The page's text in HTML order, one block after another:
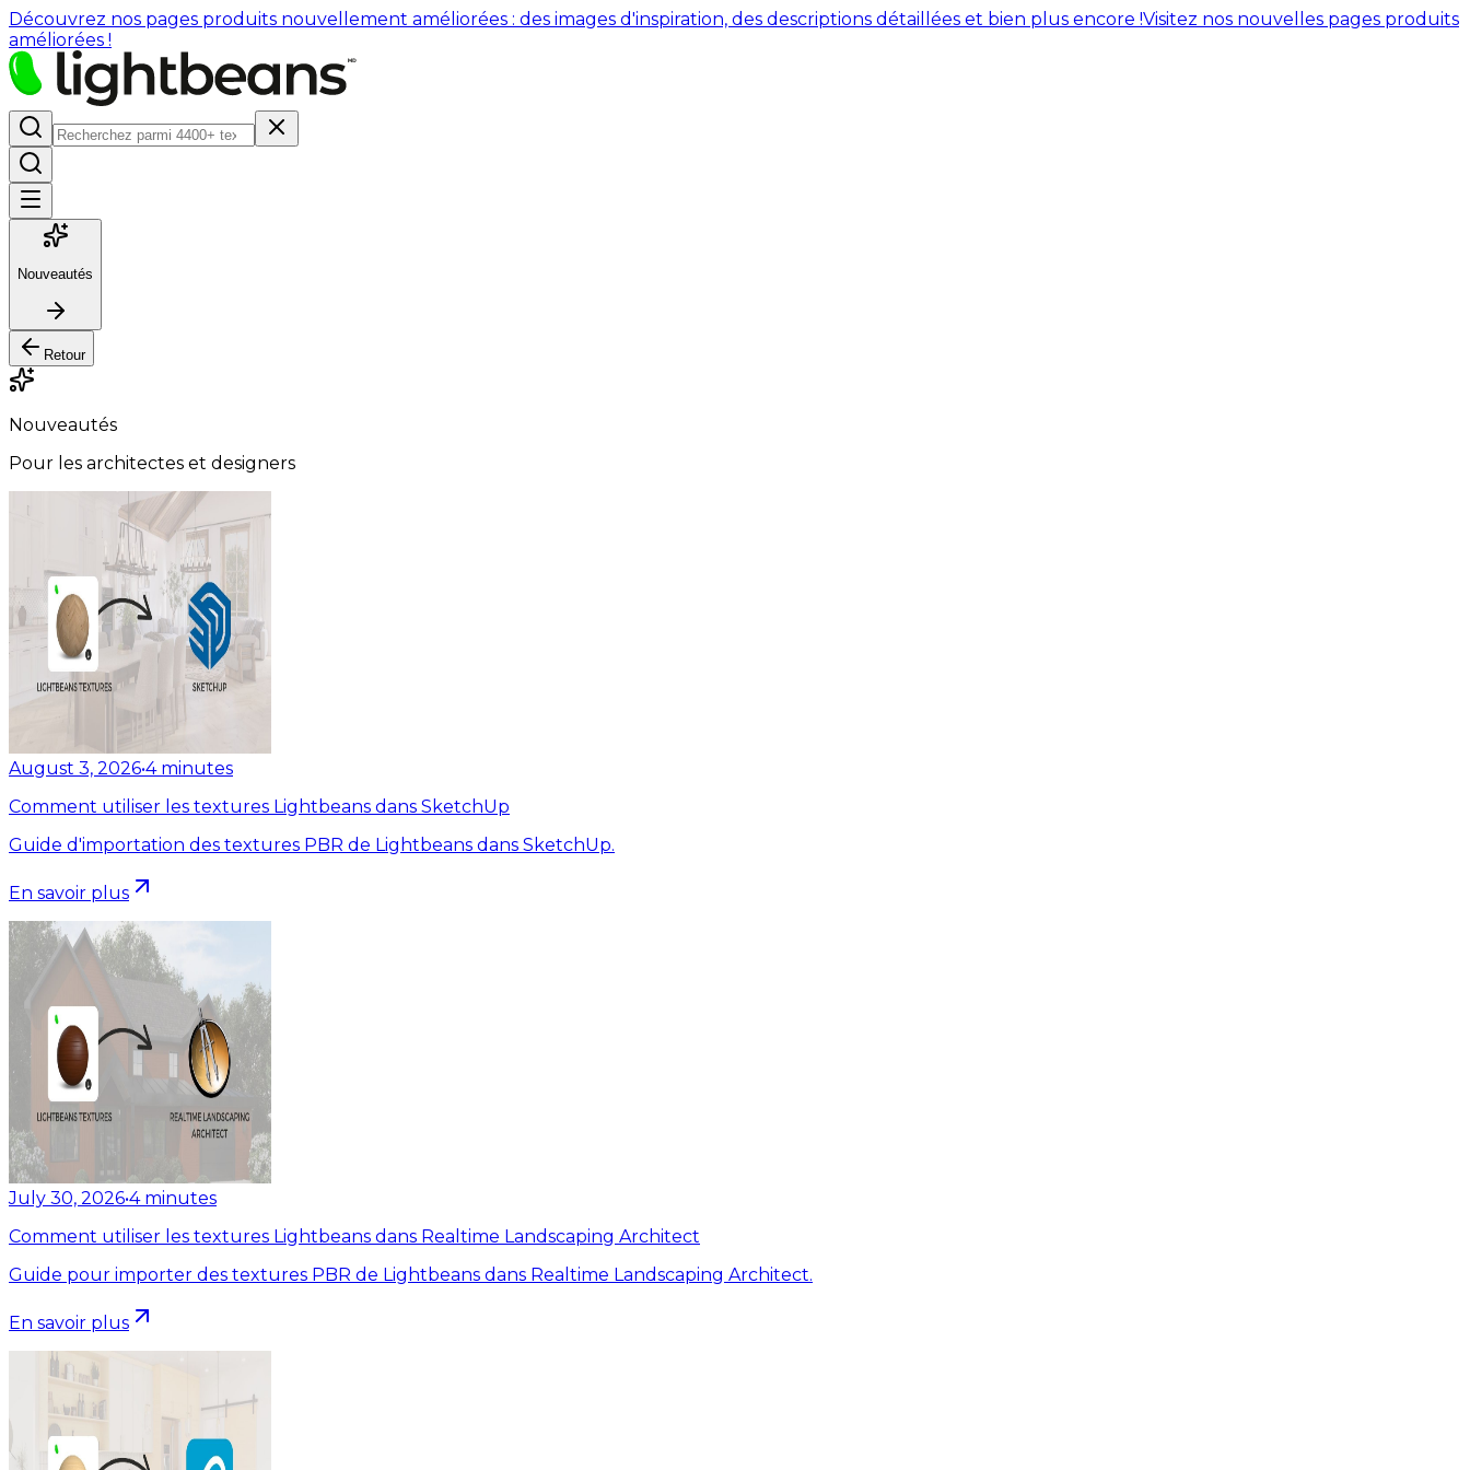
Découvrez nos pages produits nouvellement améliorées : des images d'inspiration, des descriptions détaillées et bien plus encore !Visitez nos nouvelles pages produits
améliorées !
Nouveautés
Retour
Nouveautés
Pour les architectes et designers
August 3, 2026•4 minutes
Comment utiliser les textures Lightbeans dans SketchUp
Guide d'importation des textures PBR de Lightbeans dans SketchUp.
En savoir plus
July 30, 2026•4 minutes
Comment utiliser les textures Lightbeans dans Realtime Landscaping Architect
Guide pour importer des textures PBR de Lightbeans dans Realtime Landscaping Architect.
En savoir plus